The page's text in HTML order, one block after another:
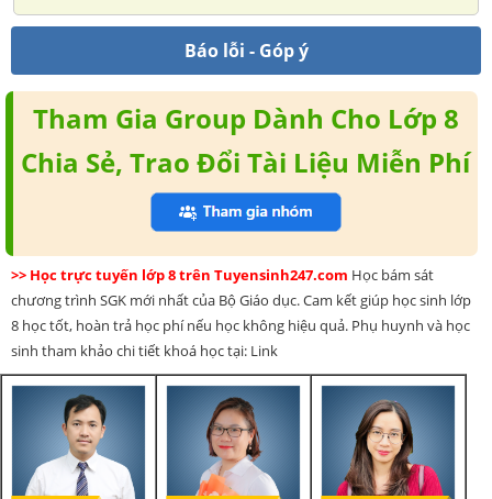
Báo lỗi - Góp ý
Tham Gia Group Dành Cho Lớp 8
Chia Sẻ, Trao Đổi Tài Liệu Miễn Phí
>> Học trực tuyến lớp 8 trên Tuyensinh247.com Học bám sát
chương trình SGK mới nhất của Bộ Giáo dục. Cam kết giúp học sinh lớp
8 học tốt, hoàn trả học phí nếu học không hiệu quả. Phụ huynh và học
sinh tham khảo chi tiết khoá học tại: Link